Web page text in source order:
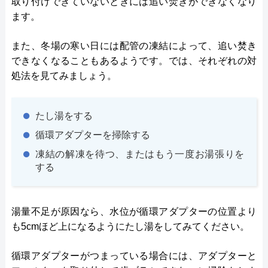
ます。
また、冬場の寒い日には配管の凍結によって、追い焚き
できなくなることもあるようです。では、それぞれの対
処法を見てみましょう。
たし湯をする
循環アダプターを掃除する
凍結の解凍を待つ、またはもう一度お湯張りを
する
湯量不足が原因なら、水位が循環アダプターの位置より
も5cmほど上になるようにたし湯をしてみてください。
循環アダプターがつまっている場合には、アダプターと